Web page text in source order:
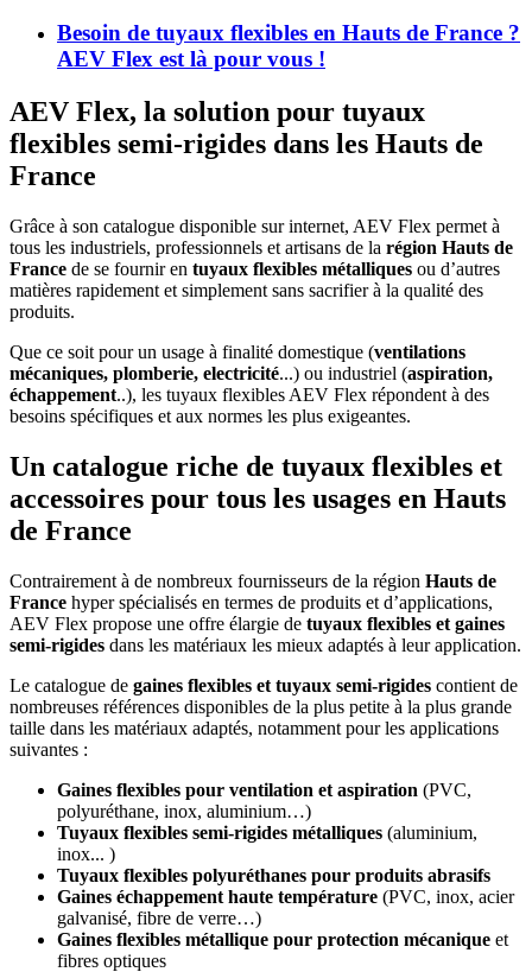
Besoin de tuyaux flexibles en Hauts de France ?
AEV Flex est là pour vous !
AEV Flex, la solution pour tuyaux
flexibles semi-rigides dans les Hauts de
France
Grâce à son catalogue disponible sur internet, AEV Flex permet à
tous les industriels, professionnels et artisans de la région Hauts de
France de se fournir en tuyaux flexibles métalliques ou d’autres
matières rapidement et simplement sans sacrifier à la qualité des
produits.
Que ce soit pour un usage à finalité domestique (ventilations
mécaniques, plomberie, electricité...) ou industriel (aspiration,
échappement..), les tuyaux flexibles AEV Flex répondent à des
besoins spécifiques et aux normes les plus exigeantes.
Un catalogue riche de tuyaux flexibles et
accessoires pour tous les usages en Hauts
de France
Contrairement à de nombreux fournisseurs de la région Hauts de
France hyper spécialisés en termes de produits et d’applications,
AEV Flex propose une offre élargie de tuyaux flexibles et gaines
semi-rigides dans les matériaux les mieux adaptés à leur application.
Le catalogue de gaines flexibles et tuyaux semi-rigides contient de
nombreuses références disponibles de la plus petite à la plus grande
taille dans les matériaux adaptés, notamment pour les applications
suivantes :
Gaines flexibles pour ventilation et aspiration (PVC,
polyuréthane, inox, aluminium…)
Tuyaux flexibles semi-rigides métalliques (aluminium,
inox... )
Tuyaux flexibles polyuréthanes pour produits abrasifs
Gaines échappement haute température (PVC, inox, acier
galvanisé, fibre de verre…)
Gaines flexibles métallique pour protection mécanique et
fibres optiques